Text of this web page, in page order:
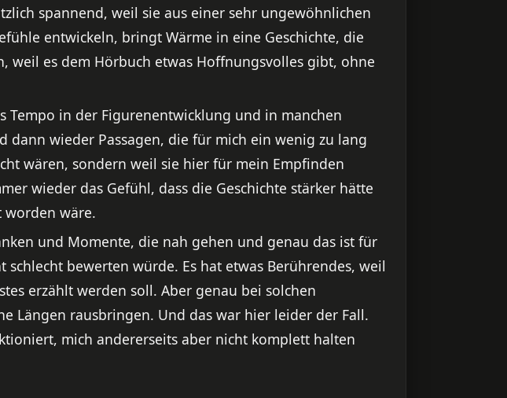
spannend, weil sie aus einer sehr ungewöhnlichen
entwickeln, bringt Wärme in eine Geschichte, die
weil es dem Hörbuch etwas Hoffnungsvolles gibt, ohne
in der Figurenentwicklung und in manchen
dann wieder Passagen, die für mich ein wenig zu lang
wären, sondern weil sie hier für mein Empfinden
wieder das Gefühl, dass die Geschichte stärker hätte
worden wäre.
und Momente, die nah gehen und genau das ist für
bewerten würde. Es hat etwas Berührendes, weil
erzählt werden soll. Aber genau bei solchen
Längen rausbringen. Und das war hier leider der Fall.
mich andererseits aber nicht komplett halten